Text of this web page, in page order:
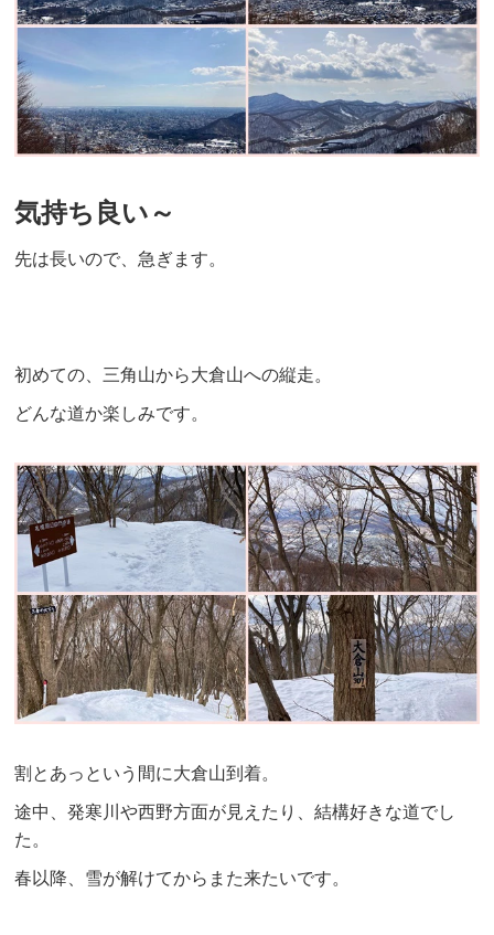
気持ち良い～
先は長いので、急ぎます。
初めての、三角山から大倉山への縦走。
どんな道か楽しみです。
割とあっという間に大倉山到着。
途中、発寒川や西野方面が見えたり、結構好きな道でし
た。
春以降、雪が解けてからまた来たいです。